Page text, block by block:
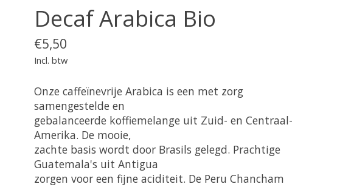
Decaf Arabica Bio
€5,50
Incl. btw
Onze caffeïnevrije Arabica is een met zorg
samengestelde en
gebalanceerde koffiemelange uit Zuid- en Centraal-
Amerika. De mooie,
zachte basis wordt door Brasils gelegd. Prachtige
Guatemala's uit Antigua
zorgen voor een fijne aciditeit. De Peru Chancham